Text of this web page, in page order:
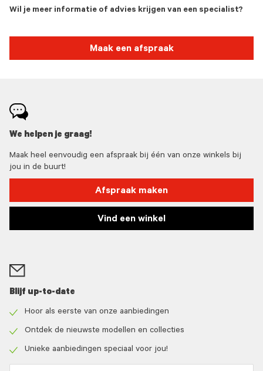
Wil je meer informatie of advies krijgen van een specialist?
Maak een afspraak
We helpen je graag!
Maak heel eenvoudig een afspraak bij één van onze winkels bij
jou in de buurt!
Afspraak maken
Vind een winkel
Blijf up-to-date
icon
Hoor als eerste van onze aanbiedingen
icon
Ontdek de nieuwste modellen en collecties
Unieke aanbiedingen speciaal voor jou!